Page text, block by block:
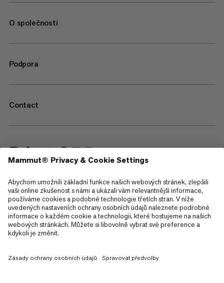
O společnosti
Podpora
Contact
—
Sitemap
Cookies
Právní upozornění